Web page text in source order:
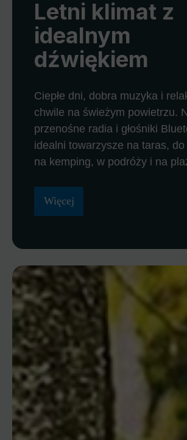
Letni klimat z
idealnym
dźwiękiem
Ciepłe dni, dobra muzyka i
chwile na świeżym powietrzu.
przenośne radia i głośniki
idealni towarzysze na taras,
na kemping, w podróży i na
Więcej